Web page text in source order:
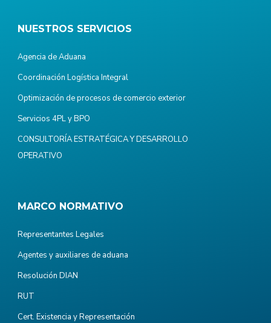
NUESTROS SERVICIOS
Agencia de Aduana
Coordinación Logística Integral
Optimización de procesos de comercio exterior
Servicios 4PL y BPO
CONSULTORÍA ESTRATÉGICA Y DESARROLLO
OPERATIVO
MARCO NORMATIVO
Representantes Legales
Agentes y auxiliares de aduana
Resolución DIAN
RUT
Cert. Existencia y Representación